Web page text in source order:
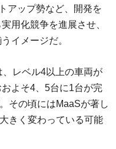
アップ勢など、開発を
用化競争を進展させ、
イメージだ。
レベル4以上の車両が
よそ4、5台に1台が完
その頃にはMaaSが著し
きく変わっている可能